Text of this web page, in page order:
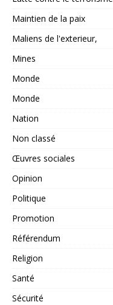
Maintien de la paix
Maliens de l'exterieur,
Mines
Monde
Monde
Nation
Non classé
Œuvres sociales
Opinion
Politique
Promotion
Référendum
Religion
Santé
Sécurité